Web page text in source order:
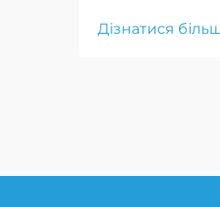
дозволяючи
Дізнатися